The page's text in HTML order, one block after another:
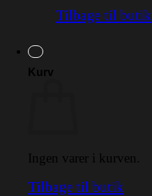
Tilbage til butik
Kurv
Ingen varer i kurven.
Tilbage til butik